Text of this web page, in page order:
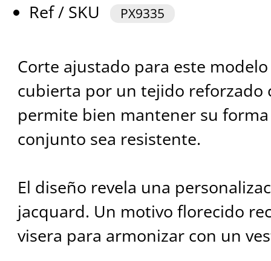
Ref / SKU
PX9335
Corte ajustado para este
cubierta por un tejido reforzado
permite bien mantener su
conjunto sea resistente.
El diseño revela una
jacquard. Un motivo florecido
visera para armonizar con un